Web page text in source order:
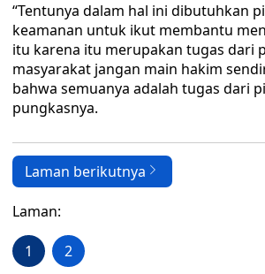
“Tentunya dalam hal ini dibutuhkan
keamanan untuk ikut membantu
itu karena itu merupakan tugas dari
masyarakat jangan main hakim
bahwa semuanya adalah tugas dari
pungkasnya.
Laman berikutnya
Laman:
1 2